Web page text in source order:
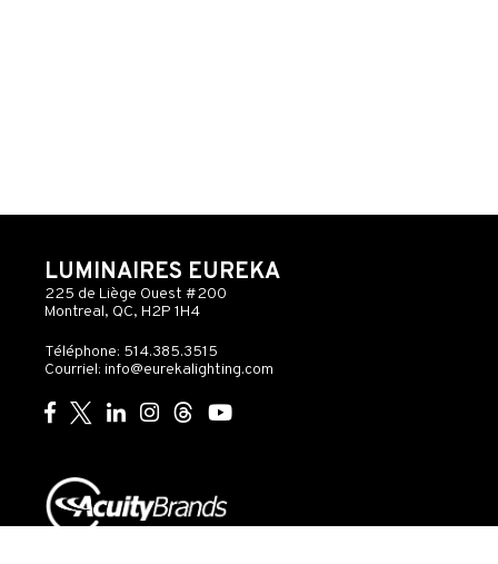
LUMINAIRES EUREKA
225 de Liège Ouest #200
Montreal, QC, H2P 1H4
Téléphone: 514.385.3515
Courriel: info@eurekalighting.com